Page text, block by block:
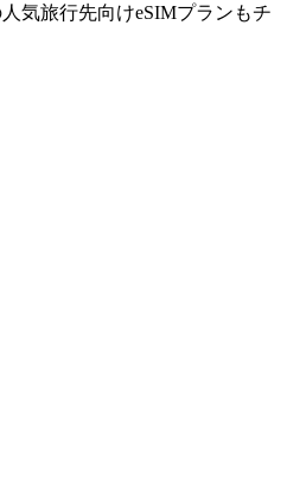
気旅行先向けeSIMプランもチ